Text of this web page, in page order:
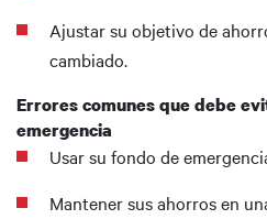
Ajustar su objetivo de
cambiado.
Errores comunes que debe
emergencia
Usar su fondo de
Mantener sus ahorros en